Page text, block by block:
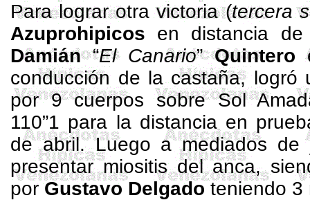
Para lograr otra victoria (tercera
Azuprohipicos en distancia
Damián“El Canario”Quintero
conducción de la castaña, logró
por 9 cuerpos sobre Sol
110”1 para la distancia en
de abril. Luego a mediados de
presentarmiositisdel anca,
porGustavo Delgado teniendo 3